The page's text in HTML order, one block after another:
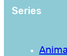
Series